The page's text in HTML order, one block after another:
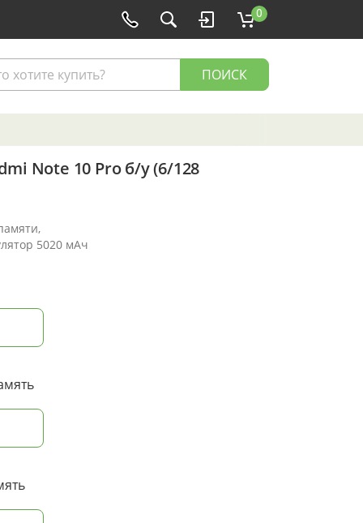
0
ПОИСК
Note 10 Pro б/у (6/128
5020 мАч